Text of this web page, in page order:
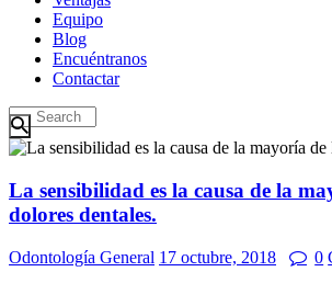
Equipo
Blog
Encuéntranos
Contactar
La sensibilidad es la causa de la
dolores dentales.
Odontología General 17 octubre, 2018 0